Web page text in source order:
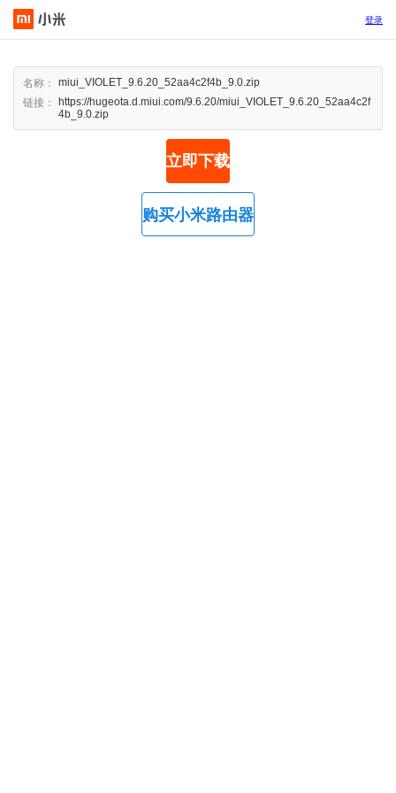
登录
名称：
miui_VIOLET_9.6.20_52aa4c2f4b_9.0.zip
链接：
https://hugeota.d.miui.com/9.6.20/miui_VIOLET_9.6.20_52aa4c2f
4b_9.0.zip
立即下载
购买小米路由器